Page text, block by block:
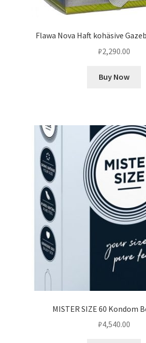
Flawa Nova Haft kohäsive
₽2,290.00
Buy Now
MISTER SIZE 60 Kondom
₽4,540.00